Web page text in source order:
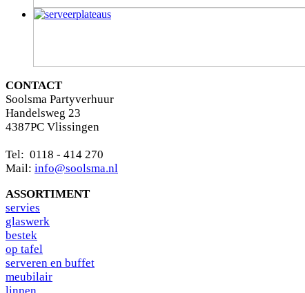
CONTACT
Soolsma Partyverhuur
Handelsweg 23
4387PC Vlissingen
Tel: 0118 - 414 270
Mail: info@soolsma.nl
ASSORTIMENT
servies
glaswerk
bestek
op tafel
serveren en buffet
meubilair